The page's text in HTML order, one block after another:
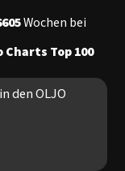
Wochen bei
Charts Top 100
den OLJO